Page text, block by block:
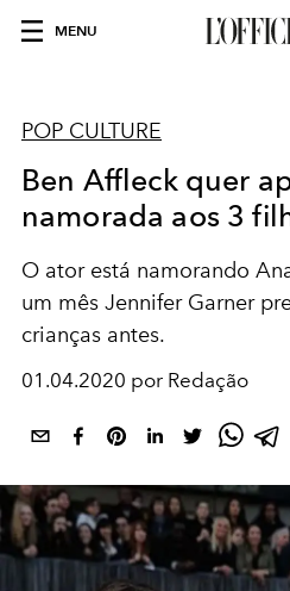
MENU
POP CULTURE
Ben Affleck quer
namorada aos 3
O ator está namorando
um mês Jennifer Garner
crianças antes.
01.04.2020 por Redação